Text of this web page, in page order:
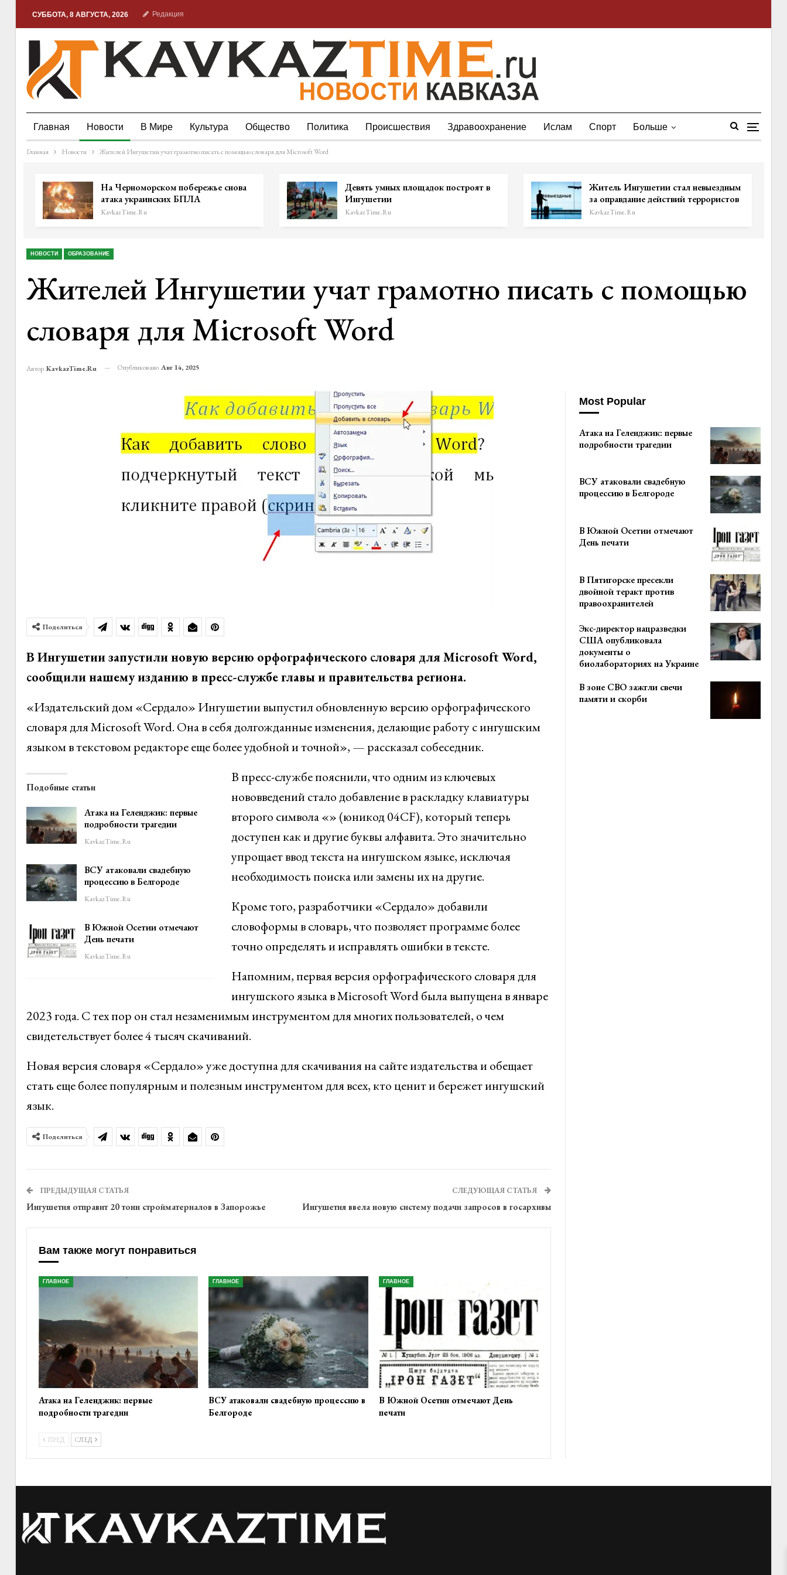
СУББОТА, 8 АВГУСТА, 2026 Редакция
Главная Новости В Мире Культура Общество Политика Происшествия Здравоохранение Ислам Спорт Больше
Главная Новости Жителей Ингушетии учат грамотно писать с помощью словаря для Microsoft Word
На Черноморском побережье снова
атака украинских БПЛА
KavkazTime.ru
Девять умных площадок построят в
Ингушетии
KavkazTime.ru
Житель Ингушетии стал невыездным
за оправдание действий террористов
KavkazTime.ru
НОВОСТИ ОБРАЗОВАНИЕ
Жителей Ингушетии учат грамотно писать с помощью
словаря для Microsoft Word
Автор KavkazTime.ru Опубликовано Авг 14, 2025
Поделиться
В Ингушетии запустили новую версию орфографического словаря для Microsoft Word,
сообщили нашему изданию в пресс-службе главы и правительства региона.
«Издательский дом «Сердало» Ингушетии выпустил обновленную версию орфографического
словаря для Microsoft Word. Она в себя долгожданные изменения, делающие работу с ингушским
языком в текстовом редакторе еще более удобной и точной», — рассказал собеседник.
Подобные статьи
Атака на Геленджик: первые
подробности трагедии
KavkazTime.ru
ВСУ атаковали свадебную
процессию в Белгороде
KavkazTime.ru
В Южной Осетии отмечают
День печати
KavkazTime.ru
В пресс-службе пояснили, что одним из ключевых
нововведений стало добавление в раскладку клавиатуры
второго символа «ӏ» (юникод 04CF), который теперь
доступен как и другие буквы алфавита. Это значительно
упрощает ввод текста на ингушском языке, исключая
необходимость поиска или замены их на другие.
Кроме того, разработчики «Сердало» добавили
словоформы в словарь, что позволяет программе более
точно определять и исправлять ошибки в тексте.
Напомним, первая версия орфографического словаря для
ингушского языка в Microsoft Word была выпущена в январе
2023 года. С тех пор он стал незаменимым инструментом для многих пользователей, о чем
свидетельствует более 4 тысяч скачиваний.
Новая версия словаря «Сердало» уже доступна для скачивания на сайте издательства и обещает
стать еще более популярным и полезным инструментом для всех, кто ценит и бережет ингушский
язык.
Поделиться
ПРЕДЫДУЩАЯ СТАТЬЯ
Ингушетия отправит 20 тонн стройматериалов в Запорожье
СЛЕДУЮЩАЯ СТАТЬЯ
Ингушетия ввела новую систему подачи запросов в госархивы
Вам также могут понравиться
ГЛАВНОЕ
Атака на Геленджик: первые
подробности трагедии
ГЛАВНОЕ
ВСУ атаковали свадебную процессию в
Белгороде
ГЛАВНОЕ
В Южной Осетии отмечают День
печати
ПРЕД СЛЕД
Most Popular
Атака на Геленджик: первые
подробности трагедии
ВСУ атаковали свадебную
процессию в Белгороде
В Южной Осетии отмечают
День печати
В Пятигорске пресекли
двойной теракт против
правоохранителей
Экс-директор нацразведки
США опубликовала
документы о
биолабораториях на Украине
В зоне СВО зажгли свечи
памяти и скорби